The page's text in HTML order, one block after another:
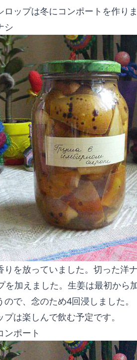
ップは冬にコンポートを作りま
シ
を放っていました。切った洋
を加えました。生姜は最初から
で、念のため4回浸しました。
は楽しんで飲む予定です。
ンポート